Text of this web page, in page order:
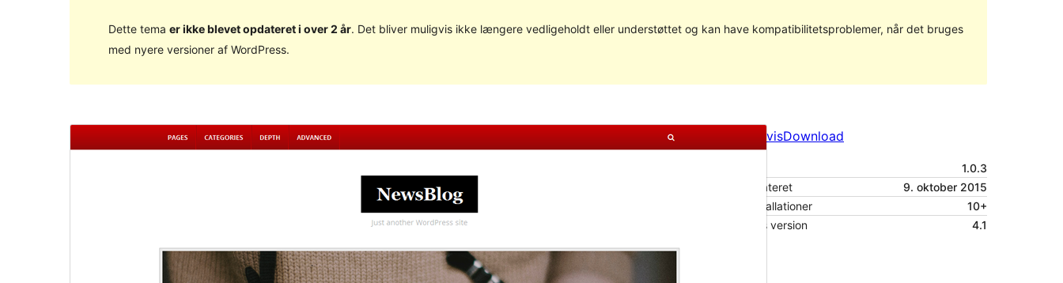
Dette tema er ikke blevet opdateret i over 2 år. Det bliver muligvis ikke længere vedligeholdt eller understøttet og kan have kompatibilitetsproblemer, når det bruges
med nyere versioner af WordPress.
ForhåndsvisDownload
1.0.3
Sidst opdateret
9. oktober 2015
Aktive installationer
10+
WordPress version
4.1